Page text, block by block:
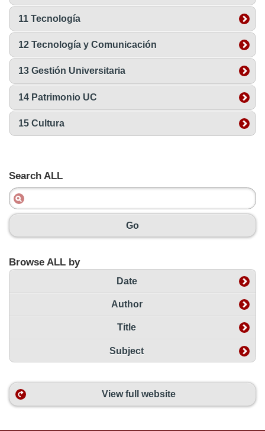
11 Tecnología
12 Tecnología y Comunicación
13 Gestión Universitaria
14 Patrimonio UC
15 Cultura
Search ALL
Go
Browse ALL by
Date
Author
Title
Subject
View full website